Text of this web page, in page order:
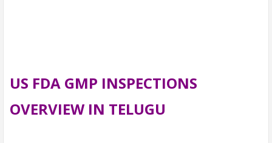
US FDA GMP INSPECTIONS
OVERVIEW IN TELUGU